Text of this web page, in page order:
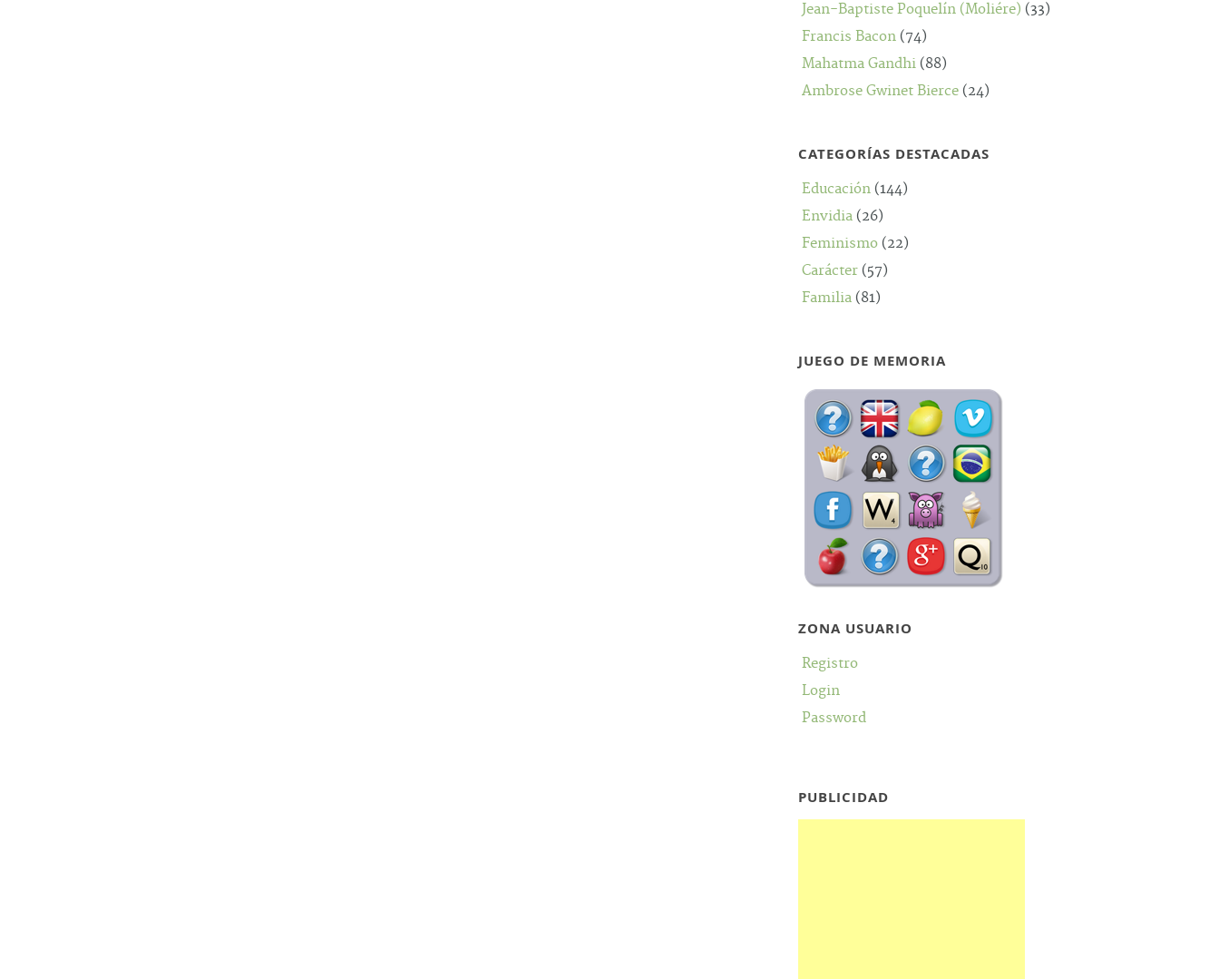
Jean-Baptiste Poquelín (Moliére) (33)
Francis Bacon (74)
Mahatma Gandhi (88)
Ambrose Gwinet Bierce (24)
CATEGORÍAS DESTACADAS
Educación (144)
Envidia (26)
Feminismo (22)
Carácter (57)
Familia (81)
JUEGO DE MEMORIA
ZONA USUARIO
Registro
Login
Password
PUBLICIDAD